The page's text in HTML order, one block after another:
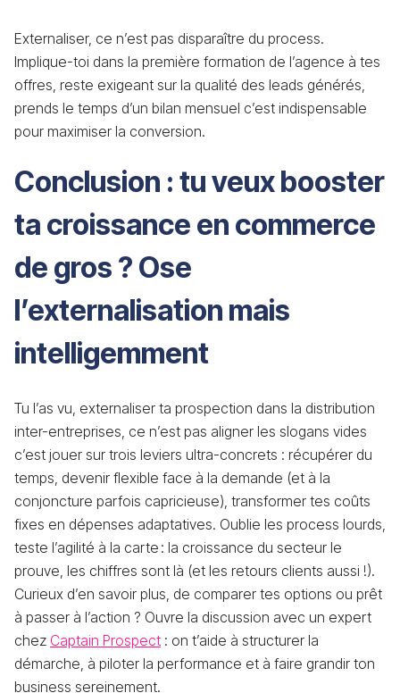
Externaliser, ce n’est pas disparaître du process.
Implique-toi dans la première formation de l’agence à tes
offres, reste exigeant sur la qualité des leads générés,
prends le temps d’un bilan mensuel c’est indispensable
pour maximiser la conversion.
Conclusion : tu veux booster
ta croissance en commerce
de gros ? Ose
l’externalisation mais
intelligemment
Tu l’as vu, externaliser ta prospection dans la distribution
inter-entreprises, ce n’est pas aligner les slogans vides
c’est jouer sur trois leviers ultra-concrets : récupérer du
temps, devenir flexible face à la demande (et à la
conjoncture parfois capricieuse), transformer tes coûts
fixes en dépenses adaptatives. Oublie les process lourds,
teste l’agilité à la carte : la croissance du secteur le
prouve, les chiffres sont là (et les retours clients aussi !).
Curieux d’en savoir plus, de comparer tes options ou prêt
à passer à l’action ? Ouvre la discussion avec un expert
chez Captain Prospect : on t’aide à structurer la
démarche, à piloter la performance et à faire grandir ton
business sereinement.